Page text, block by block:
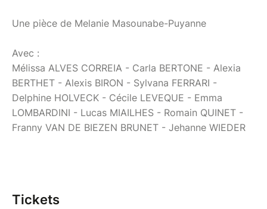
Une pièce de Melanie Masounabe-Puyanne
Avec :
Mélissa ALVES CORREIA - Carla BERTONE - Alexia
BERTHET - Alexis BIRON - Sylvana FERRARI -
Delphine HOLVECK - Cécile LEVEQUE - Emma
LOMBARDINI - Lucas MIAILHES - Romain QUINET -
Franny VAN DE BIEZEN BRUNET - Jehanne WIEDER
Tickets